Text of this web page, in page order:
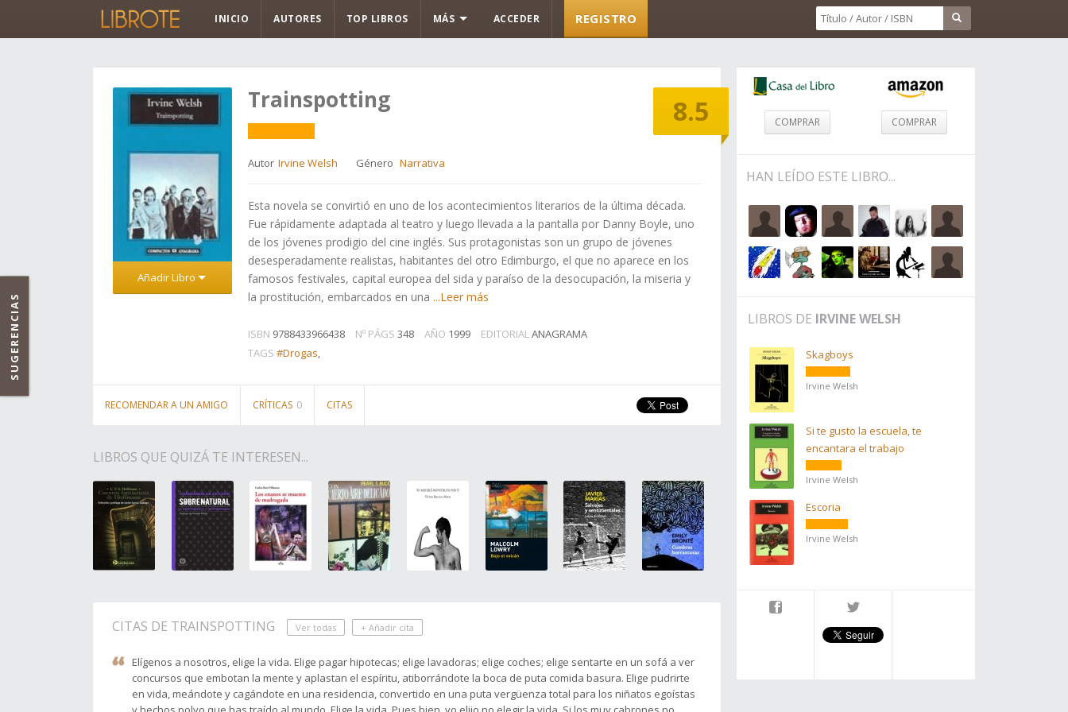
INICIO AUTORES TOP LIBROS MÁS ACCEDER REGISTRO
8.5
Añadir Libro
Trainspotting
Autor Irvine Welsh Género Narrativa
Esta novela se convirtió en uno de los acontecimientos literarios de la última década.
Fue rápidamente adaptada al teatro y luego llevada a la pantalla por Danny Boyle, uno
de los jóvenes prodigio del cine inglés. Sus protagonistas son un grupo de jóvenes
desesperadamente realistas, habitantes del otro Edimburgo, el que no aparece en los
famosos festivales, capital europea del sida y paraíso de la desocupación, la miseria y
la prostitución, embarcados en una ...Leer más
ISBN 9788433966438 Nº PÁGS 348 AÑO 1999 EDITORIALANAGRAMA
TAGS #Drogas,
RECOMENDAR A UN AMIGO CRÍTICAS 0 CITAS
LIBROS QUE QUIZÁ TE INTERESEN...
CITAS DE TRAINSPOTTING Ver todas + Añadir cita
Elígenos a nosotros, elige la vida. Elige pagar hipotecas; elige lavadoras; elige coches; elige sentarte en un sofá a ver
concursos que embotan la mente y aplastan el espíritu, atiborrándote la boca de puta comida basura. Elige pudrirte
en vida, meándote y cagándote en una residencia, convertido en una puta vergüenza total para los niñatos egoístas
COMPRAR COMPRAR
HAN LEÍDO ESTE LIBRO...
LIBROS DE IRVINE WELSH
Skagboys
Irvine Welsh
Si te gusto la escuela, te
encantara el trabajo
Irvine Welsh
Escoria
Irvine Welsh
SUGERENCIAS